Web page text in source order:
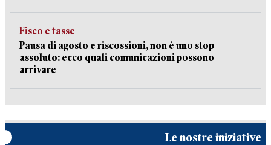
Fisco e tasse
Pausa di agosto e riscossioni, non è uno stop
assoluto: ecco quali comunicazioni possono
arrivare
Le nostre iniziative